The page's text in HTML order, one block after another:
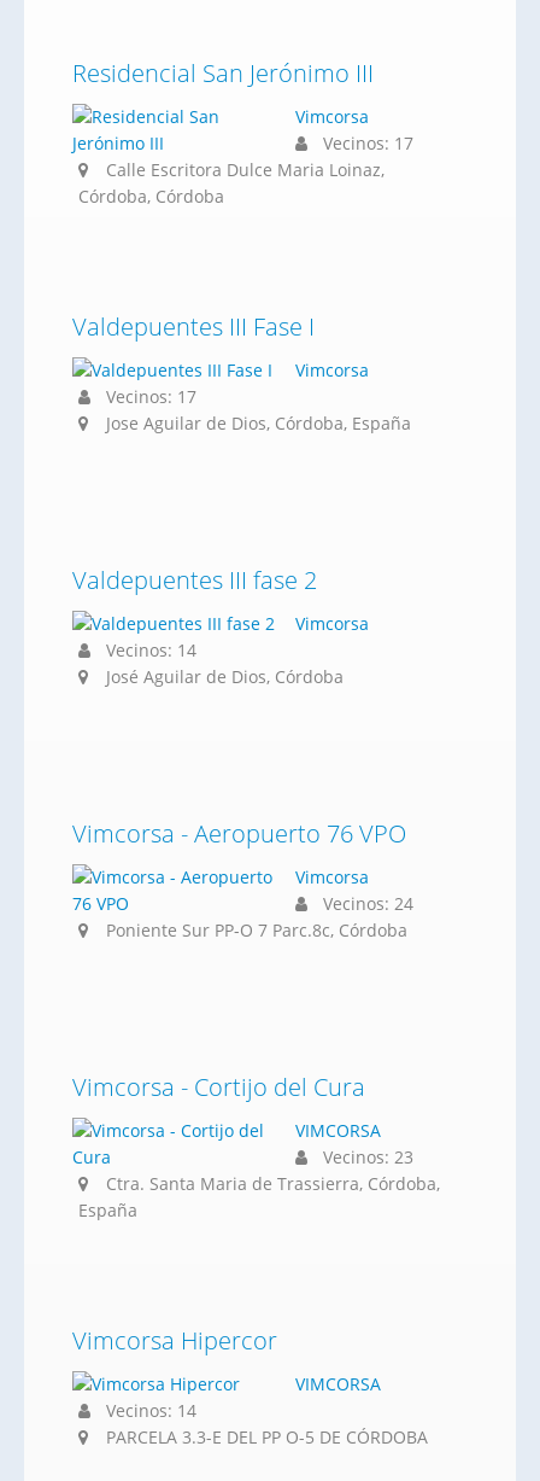
Residencial San Jerónimo III
Vimcorsa
Vecinos: 17
Calle Escritora Dulce Maria Loinaz,
Córdoba, Córdoba
Valdepuentes III Fase I
Vimcorsa
Vecinos: 17
Jose Aguilar de Dios, Córdoba, España
Valdepuentes III fase 2
Vimcorsa
Vecinos: 14
José Aguilar de Dios, Córdoba
Vimcorsa - Aeropuerto 76 VPO
Vimcorsa
Vecinos: 24
Poniente Sur PP-O 7 Parc.8c, Córdoba
Vimcorsa - Cortijo del Cura
VIMCORSA
Vecinos: 23
Ctra. Santa Maria de Trassierra, Córdoba,
España
Vimcorsa Hipercor
VIMCORSA
Vecinos: 14
PARCELA 3.3-E DEL PP O-5 DE CÓRDOBA